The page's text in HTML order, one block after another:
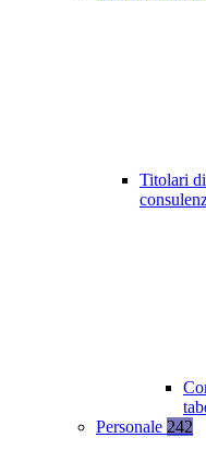
Titolari
Personale 242